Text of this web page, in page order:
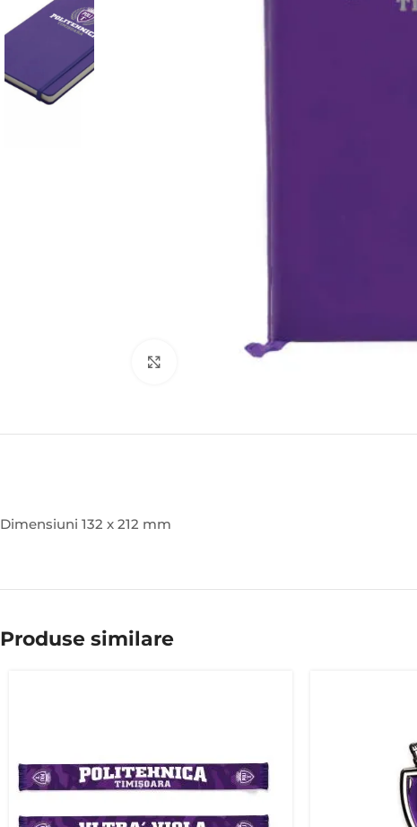
Click to enlarge
Dimensiuni 132 x 212 mm
Produse similare